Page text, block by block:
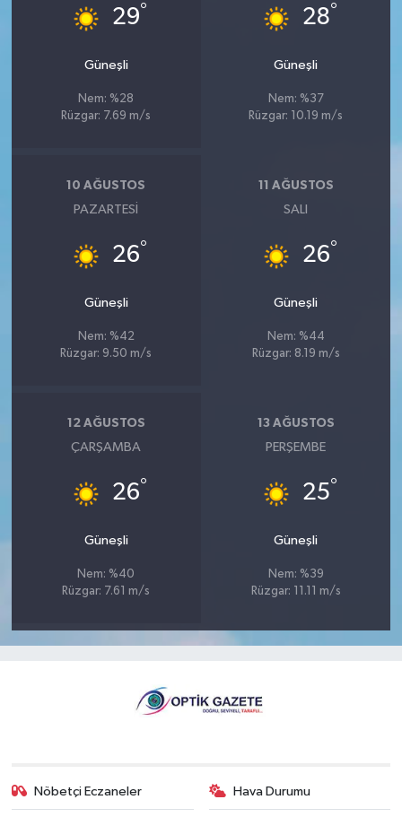
29°
Güneşli
Nem: %28
Rüzgar: 7.69 m/s
28°
Güneşli
Nem: %37
Rüzgar: 10.19 m/s
10 AĞUSTOS
PAZARTESI
26°
Güneşli
Nem: %42
Rüzgar: 9.50 m/s
11 AĞUSTOS
SALI
26°
Güneşli
Nem: %44
Rüzgar: 8.19 m/s
12 AĞUSTOS
ÇARŞAMBA
26°
Güneşli
Nem: %40
Rüzgar: 7.61 m/s
13 AĞUSTOS
PERŞEMBE
25°
Güneşli
Nem: %39
Rüzgar: 11.11 m/s
Nöbetçi Eczaneler Hava Durumu